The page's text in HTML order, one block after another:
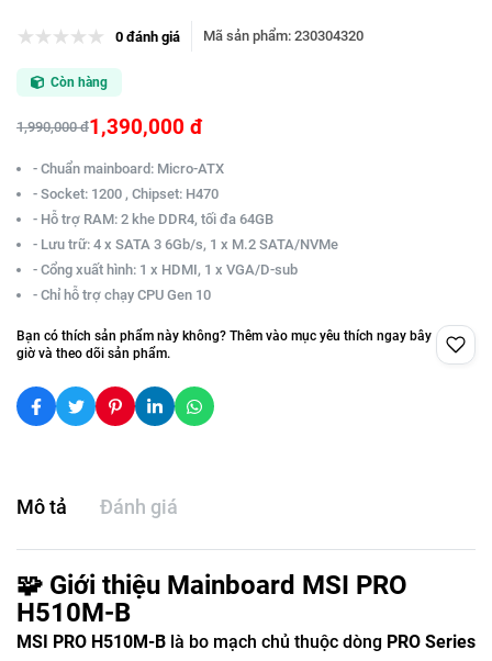
0 đánh giá Mã sản phẩm: 230304320
Còn hàng
1,990,000 đ1,390,000 đ
- Chuẩn mainboard: Micro-ATX
- Socket: 1200 , Chipset: H470
- Hỗ trợ RAM: 2 khe DDR4, tối đa 64GB
- Lưu trữ: 4 x SATA 3 6Gb/s, 1 x M.2 SATA/NVMe
- Cổng xuất hình: 1 x HDMI, 1 x VGA/D-sub
- Chỉ hỗ trợ chạy CPU Gen 10
Bạn có thích sản phẩm này không? Thêm vào mục yêu thích ngay bây
giờ và theo dõi sản phẩm.
Mô tả Đánh giá
🧩 Giới thiệu Mainboard MSI PRO
H510M-B
MSI PRO H510M-B là bo mạch chủ thuộc dòng PRO Series